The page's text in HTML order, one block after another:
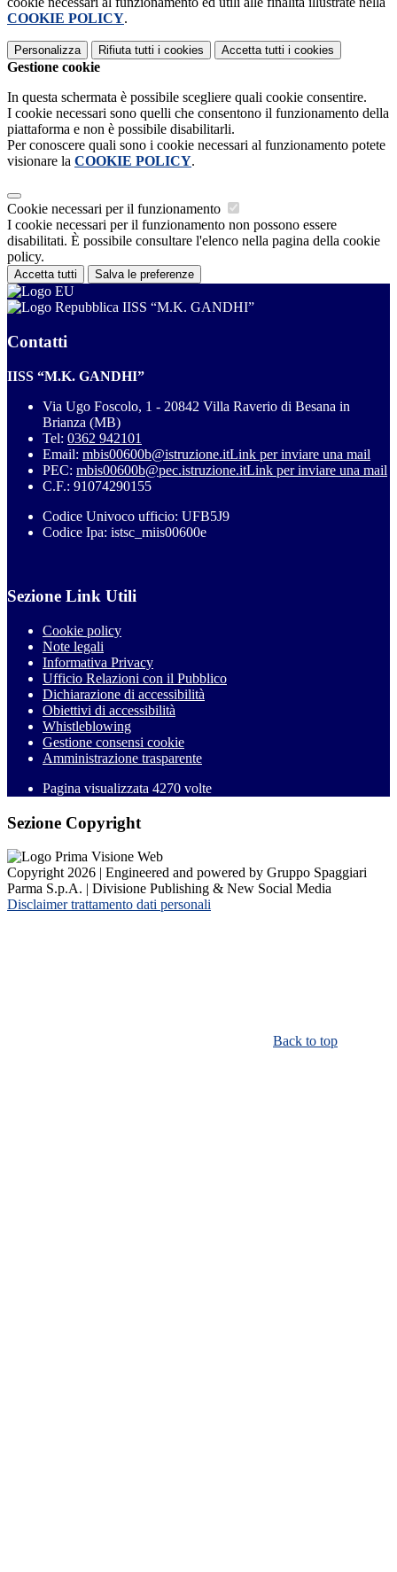
COOKIE POLICY.
Personalizza Rifiuta tutti i cookies Accetta tutti i cookies
Gestione cookie
In questa schermata è possibile scegliere quali cookie consentire.
I cookie necessari sono quelli che consentono il funzionamento della
piattaforma e non è possibile disabilitarli.
Per conoscere quali sono i cookie necessari al funzionamento potete
visionare la COOKIE POLICY.
Cookie necessari per il funzionamento
I cookie necessari per il funzionamento non possono essere
disabilitati. È possibile consultare l'elenco nella pagina della cookie
policy.
Accetta tutti Salva le preferenze
IISS “M.K. GANDHI”
Contatti
IISS “M.K. GANDHI”
Via Ugo Foscolo, 1 - 20842 Villa Raverio di Besana in
Brianza (MB)
Tel: 0362 942101
Email: mbis00600b@istruzione.itLink per inviare una mail
PEC: mbis00600b@pec.istruzione.itLink per inviare una mail
C.F.: 91074290155
Codice Univoco ufficio: UFB5J9
Codice Ipa: istsc_miis00600e
Sezione Link Utili
Cookie policy
Note legali
Informativa Privacy
Ufficio Relazioni con il Pubblico
Dichiarazione di accessibilità
Obiettivi di accessibilità
Whistleblowing
Gestione consensi cookie
Amministrazione trasparente
Pagina visualizzata 4270 volte
Sezione Copyright
Copyright 2026 | Engineered and powered by Gruppo Spaggiari
Parma S.p.A. | Divisione Publishing & New Social Media
Disclaimer trattamento dati personali
Back to top